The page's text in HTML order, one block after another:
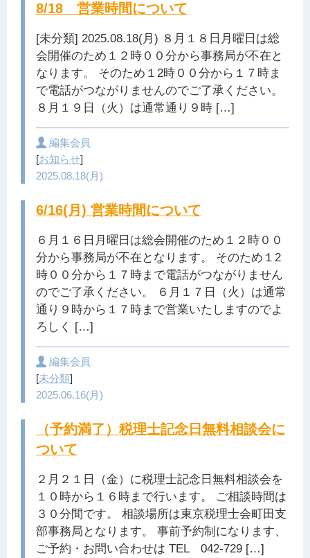
8/18 営業時間について
[未分類] 2025.08.18(月) ８月１８日月曜日は総
会開催のため１２時００分から事務局が不在と
なります。 そのため１2時００分から１７時ま
で電話がつながりませんのでご了承ください。
８月１９日（火）は通常通り９時 […]
編集会員
[お知らせ]
2025.08.18(月)
6/16(月) 営業時間について
６月１６日月曜日は総会開催のため１２時００
分から事務局が不在となります。 そのため１2
時００分から１７時まで電話がつながりません
のでご了承ください。 ６月１７日（火）は通常
通り９時から１７時まで営業いたしますのでよ
ろしく […]
編集会員
[未分類]
2025.06.16(月)
（予約満了）税理士記念日無料相談会に
ついて
２月２１日（金）に税理士記念日無料相談会を
１０時から１６時まで行います。 ご相談時間は
３０分間です。 相談場所は東京税理士会町田支
部事務局となります。 事前予約制になります、
ご予約・お問い合わせは TEL 042-729 […]